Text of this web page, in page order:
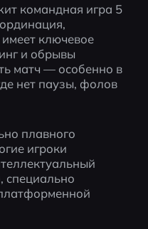
командная игра 5
ключевое
и обрывы
матч — особенно в
нет паузы, фолов
плавного
игроки
специально